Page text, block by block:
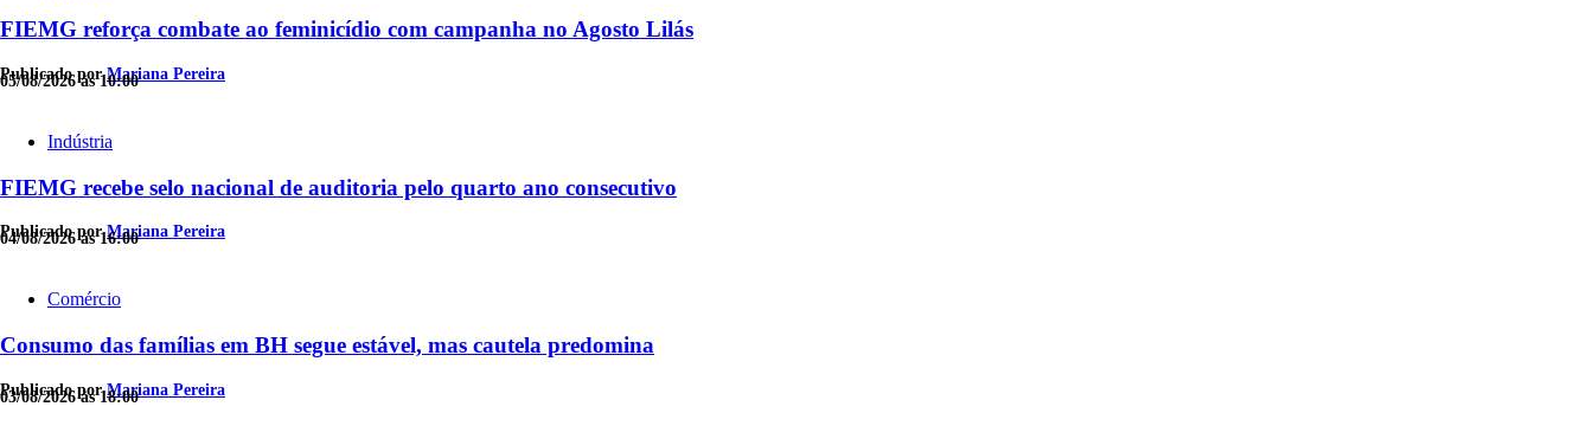
FIEMG reforça combate ao feminicídio com campanha no Agosto Lilás
Publicado porMariana Pereira
05/08/2026 às 10:00
Indústria
FIEMG recebe selo nacional de auditoria pelo quarto ano consecutivo
Publicado porMariana Pereira
04/08/2026 às 16:00
Comércio
Consumo das famílias em BH segue estável, mas cautela predomina
Publicado porMariana Pereira
03/08/2026 às 18:00